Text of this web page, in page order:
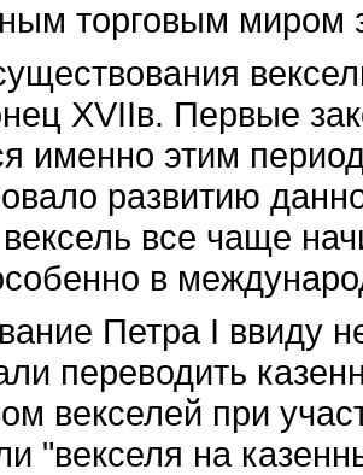
торговым миром
XVIIв. Первые
именно этим
развитию
все чаще
в
Петра I ввиду
переводить
векселей при
"векселя на